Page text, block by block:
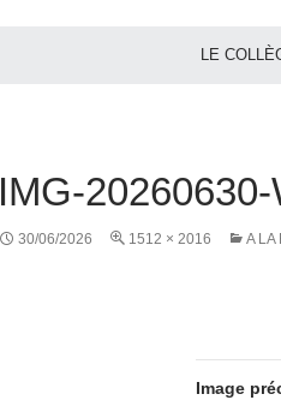
LE
IMG-
30/06/2026 1512 × 2016 A LA
Image